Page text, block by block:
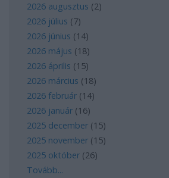
2026 augusztus (2)
2026 július (7)
2026 június (14)
2026 május (18)
2026 április (15)
2026 március (18)
2026 február (14)
2026 január (16)
2025 december (15)
2025 november (15)
2025 október (26)
Tovább...